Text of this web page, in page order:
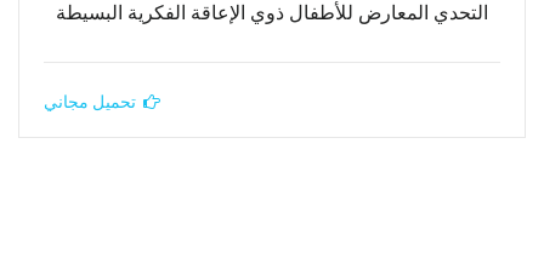
التحدي المعارض للأطفال ذوي الإعاقة الفكرية البسيطة
تحميل مجاني